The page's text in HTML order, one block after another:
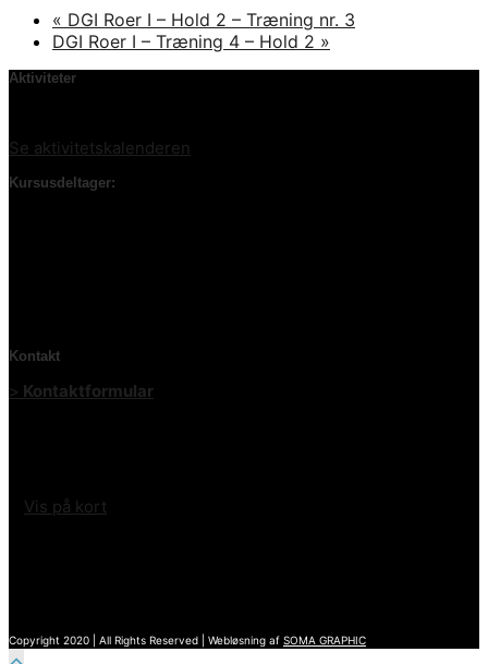
« DGI Roer I – Hold 2 – Træning nr. 3
DGI Roer I – Træning 4 – Hold 2 »
Aktiviteter
Se aktivitetskalenderen
Kursusdeltager:
Kontakt
> Kontaktformular
Vis på kort
Copyright 2020 | All Rights Reserved | Webløsning af SOMA GRAPHIC